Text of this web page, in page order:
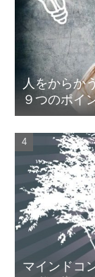
人をからか
９つのポイ
マインドコ